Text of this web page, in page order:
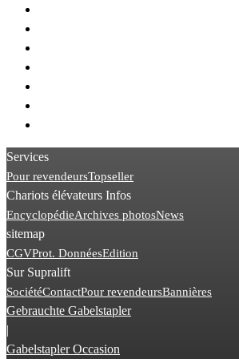
Services
Pour revendeursTopseller
Chariots élévateurs Infos
EncyclopédieArchives photosNews
sitemap
CGVProt. DonnéesEdition
Sur Supralift
SociétéContactPour revendeursBannières
Gebrauchte Gabelstapler
|
Gabelstapler Occasion